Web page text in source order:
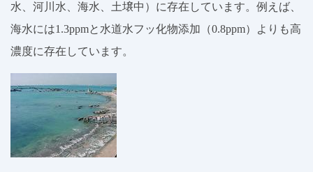
水、河川水、海水、土壌中）に存在しています。例えば、
海水には1.3ppmと水道水フッ化物添加（0.8ppm）よりも高
濃度に存在しています。